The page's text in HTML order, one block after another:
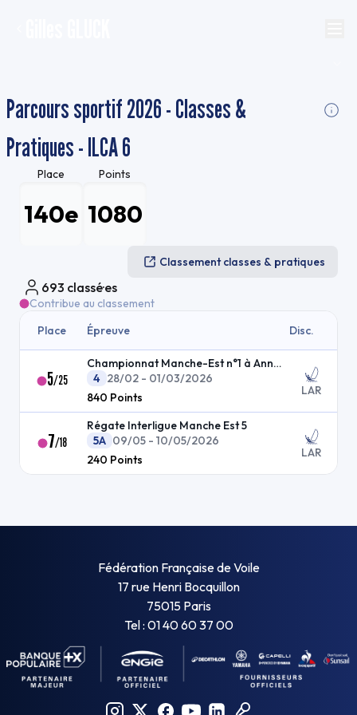
Parcours sportif 2026 - Classes &
Pratiques - ILCA 6
Place
140e
Points
1080
Classement classes & pratiques
693 classé·es
Contribue au classement
Place
Épreuve Disc.
5/25
Championnat Manche-Est n°1 à Anneville
4 28/02 - 01/03/2026
840 Points LAR
7/18
Régate Interligue Manche Est 5
5A 09/05 - 10/05/2026
240 Points LAR
Fédération Française de Voile
17 rue Henri Bocquillon
75015 Paris
Tel : 01 40 60 37 00